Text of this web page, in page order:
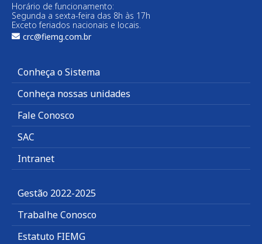
Horário de funcionamento:
Segunda a sexta-feira das 8h às 17h
Exceto feriados nacionais e locais.
crc@fiemg.com.br
Conheça o Sistema
Conheça nossas unidades
Fale Conosco
SAC
Intranet
Gestão 2022-2025
Trabalhe Conosco
Estatuto FIEMG